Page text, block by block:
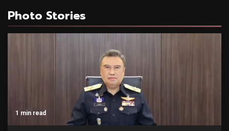
Photo Stories
1 min read